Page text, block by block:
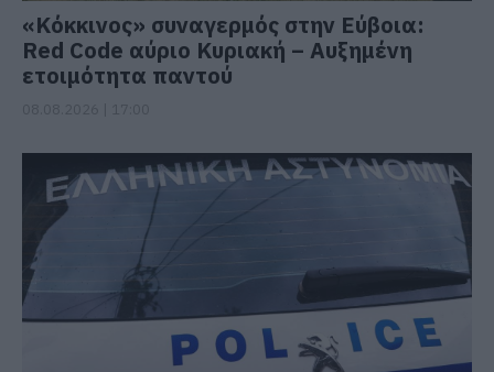
«Κόκκινος» συναγερμός στην Εύβοια:
Red Code αύριο Κυριακή – Αυξημένη
ετοιμότητα παντού